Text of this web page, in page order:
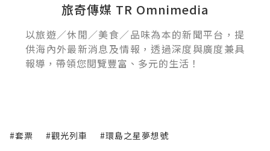
旅奇傳媒 TR Omnimedia
以旅遊／休閒／美食／品味為本的新聞平台，提
供海內外最新消息及情報，透過深度與廣度兼具
報導，帶領您閱覽豐富、多元的生活！
#套票 #觀光列車 #環島之星夢想號